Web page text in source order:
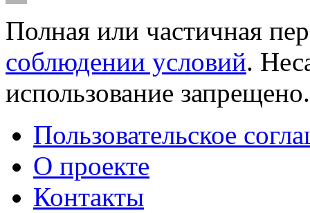
Полная или частичная
соблюдении условий.
использование
Пользовательское
О проекте
Контакты